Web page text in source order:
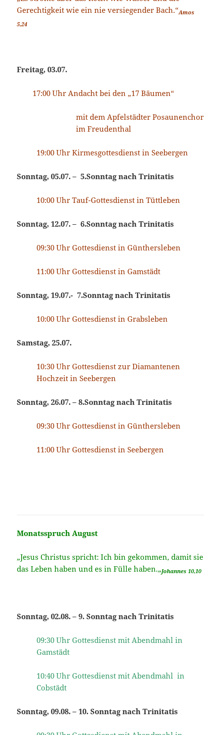
Gerechtigkeit wie ein nie versiegender Bach.“Amos
5,24
Freitag, 03.07.
17:00 Uhr Andacht bei den „17 Bäumen“
mit dem Apfelstädter Posaunenchor
im Freudenthal
19:00 Uhr Kirmesgottesdienst in Seebergen
Sonntag, 05.07. – 5.Sonntag nach Trinitatis
10:00 Uhr Tauf-Gottesdienst in Tüttleben
Sonntag, 12.07. – 6.Sonntag nach Trinitatis
09:30 Uhr Gottesdienst in Günthersleben
11:00 Uhr Gottesdienst in Gamstädt
Sonntag, 19.07.- 7.Sonntag nach Trinitatis
10:00 Uhr Gottesdienst in Grabsleben
Samstag, 25.07.
10:30 Uhr Gottesdienst zur Diamantenen
Hochzeit in Seebergen
Sonntag, 26.07. – 8.Sonntag nach Trinitatis
09:30 Uhr Gottesdienst in Günthersleben
11:00 Uhr Gottesdienst in Seebergen
Monatsspruch August
„Jesus Christus spricht: Ich bin gekommen, damit sie
das Leben haben und es in Fülle haben.„Johannes 10,10
Sonntag, 02.08. – 9. Sonntag nach Trinitatis
09:30 Uhr Gottesdienst mit Abendmahl in
Gamstädt
10:40 Uhr Gottesdienst mit Abendmahl in
Cobstädt
Sonntag, 09.08. – 10. Sonntag nach Trinitatis